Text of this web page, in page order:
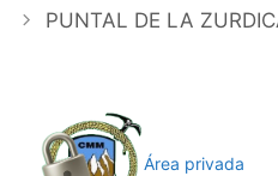
PUNTAL DE LA
Área privada